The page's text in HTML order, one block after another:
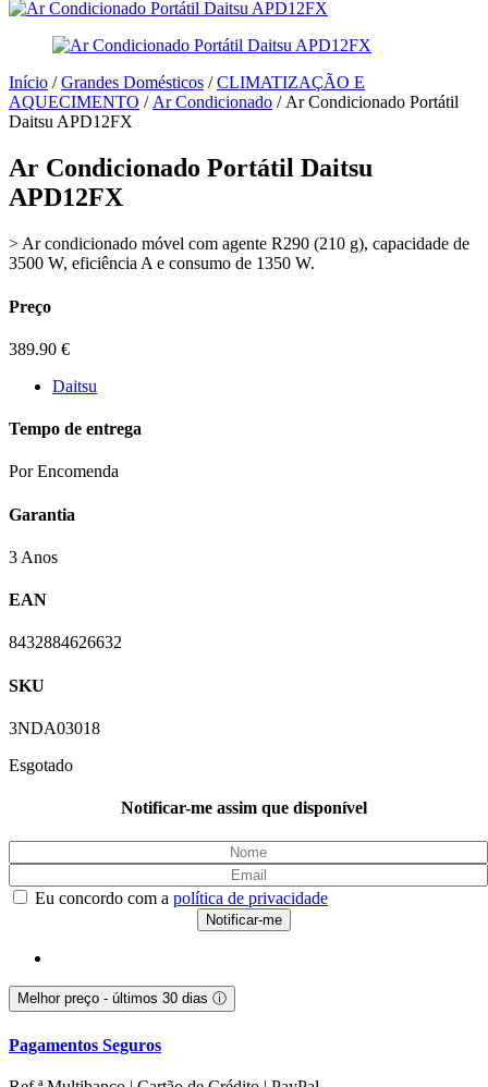
Início /Grandes Domésticos /CLIMATIZAÇÃO E
AQUECIMENTO /Ar Condicionado / Ar Condicionado Portátil
Daitsu APD12FX
Ar Condicionado Portátil Daitsu
APD12FX
> Ar condicionado móvel com agente R290 (210 g), capacidade de
3500 W, eficiência A e consumo de 1350 W.
Preço
389.90 €
Daitsu
Tempo de entrega
Por Encomenda
Garantia
3 Anos
EAN
8432884626632
SKU
3NDA03018
Esgotado
Notificar-me assim que disponível
Eu concordo com a política de privacidade
Melhor preço - últimos 30 dias ⓘ
Pagamentos Seguros